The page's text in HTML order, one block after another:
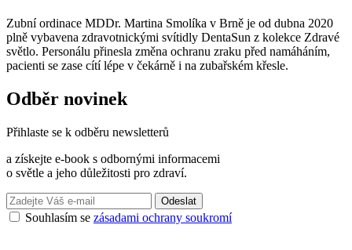
Zubní ordinace MDDr. Martina Smolíka v Brně je od dubna 2020
plně vybavena zdravotnickými svítidly DentaSun z kolekce Zdravé
světlo. Personálu přinesla změna ochranu zraku před namáháním,
pacienti se zase cítí lépe v čekárně i na zubařském křesle.
Odběr novinek
Přihlaste se k odběru newsletterů
a získejte e-book s odbornými informacemi
o světle a jeho důležitosti pro zdraví.
Odeslat
Souhlasím se zásadami ochrany soukromí